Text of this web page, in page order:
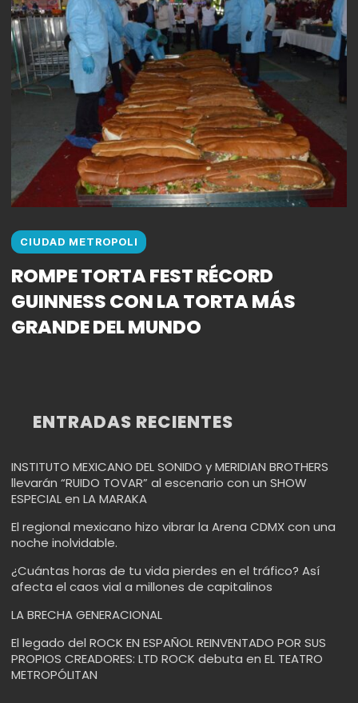
CIUDAD METROPOLI
ROMPE TORTA FEST RÉCORD
GUINNESS CON LA TORTA MÁS
GRANDE DEL MUNDO
ENTRADAS RECIENTES
INSTITUTO MEXICANO DEL SONIDO y MERIDIAN BROTHERS
llevarán “RUIDO TOVAR” al escenario con un SHOW
ESPECIAL en LA MARAKA
El regional mexicano hizo vibrar la Arena CDMX con una
noche inolvidable.
¿Cuántas horas de tu vida pierdes en el tráfico? Así
afecta el caos vial a millones de capitalinos
LA BRECHA GENERACIONAL
El legado del ROCK EN ESPAÑOL REINVENTADO POR SUS
PROPIOS CREADORES: LTD ROCK debuta en EL TEATRO
METROPÓLITAN